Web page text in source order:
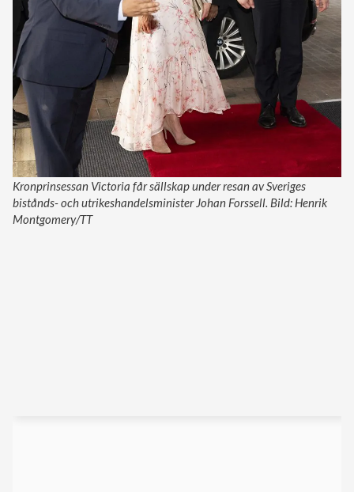
Kronprinsessan Victoria får sällskap under resan av Sveriges
bistånds- och utrikeshandelsminister Johan Forssell. Bild: Henrik
Montgomery/TT